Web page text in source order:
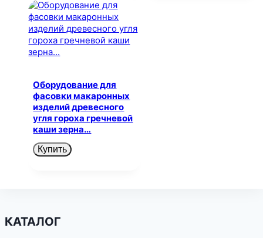
Оборудование для
фасовки макаронных
изделий древесного
угля гороха гречневой
каши зерна…
Купить
КАТАЛОГ